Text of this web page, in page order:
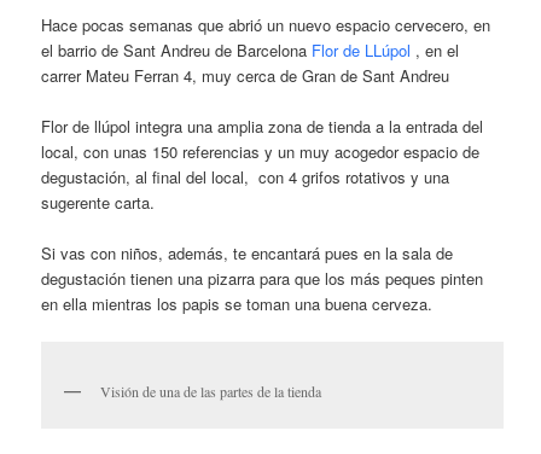
Hace pocas semanas que abrió un nuevo espacio cervecero, en
el barrio de Sant Andreu de Barcelona Flor de LLúpol , en el
carrer Mateu Ferran 4, muy cerca de Gran de Sant Andreu
Flor de llúpol integra una amplia zona de tienda a la entrada del
local, con unas 150 referencias y un muy acogedor espacio de
degustación, al final del local, con 4 grifos rotativos y una
sugerente carta.
Si vas con niños, además, te encantará pues en la sala de
degustación tienen una pizarra para que los más peques pinten
en ella mientras los papis se toman una buena cerveza.
Visión de una de las partes de la tienda